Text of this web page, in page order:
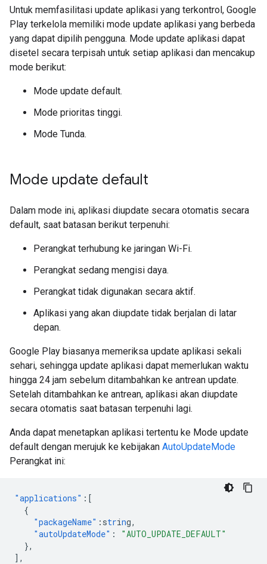
Untuk memfasilitasi update aplikasi yang terkontrol, Google
Play terkelola memiliki mode update aplikasi yang berbeda
yang dapat dipilih pengguna. Mode update aplikasi dapat
disetel secara terpisah untuk setiap aplikasi dan mencakup
mode berikut:
Mode update default.
Mode prioritas tinggi.
Mode Tunda.
Mode update default
Dalam mode ini, aplikasi diupdate secara otomatis secara
default, saat batasan berikut terpenuhi:
Perangkat terhubung ke jaringan Wi-Fi.
Perangkat sedang mengisi daya.
Perangkat tidak digunakan secara aktif.
Aplikasi yang akan diupdate tidak berjalan di latar
depan.
Google Play biasanya memeriksa update aplikasi sekali
sehari, sehingga update aplikasi dapat memerlukan waktu
hingga 24 jam sebelum ditambahkan ke antrean update.
Setelah ditambahkan ke antrean, aplikasi akan diupdate
secara otomatis saat batasan terpenuhi lagi.
Anda dapat menetapkan aplikasi tertentu ke Mode update
default dengan merujuk ke kebijakan AutoUpdateMode
Perangkat ini:
"applications" :[
{
"packageName" : string,
"autoUpdateMode" :
"AUTO_UPDATE_DEFAULT"
},
],